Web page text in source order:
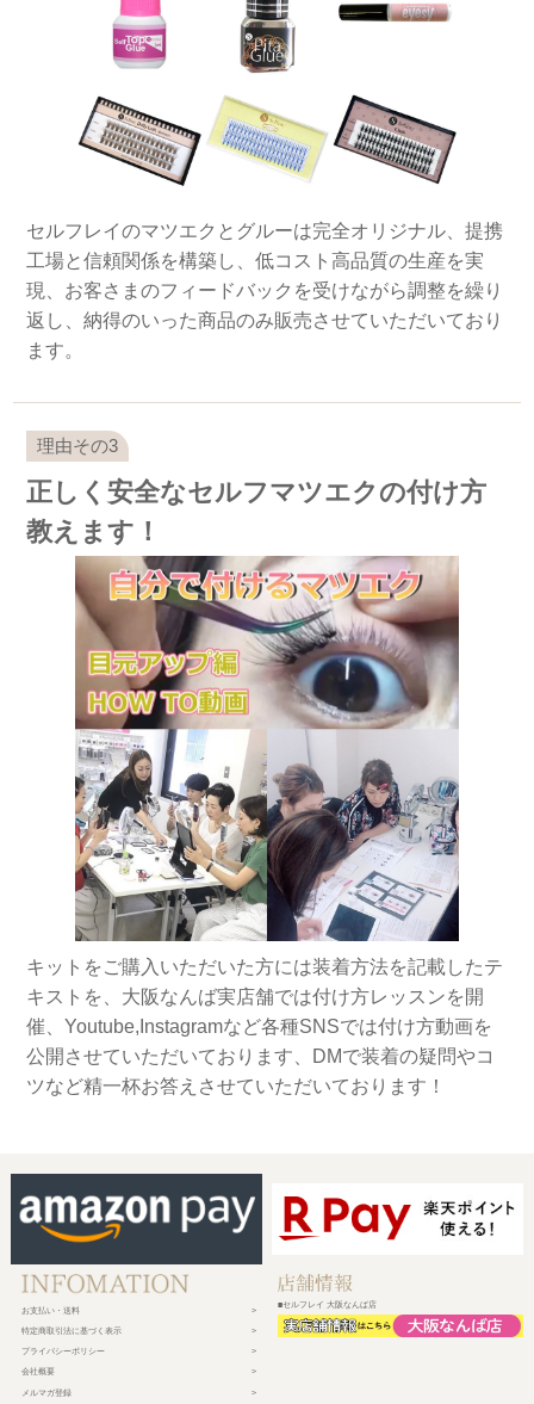
セルフレイのマツエクとグルーは完全オリジナル、提携
工場と信頼関係を構築し、低コスト高品質の生産を実
現、お客さまのフィードバックを受けながら調整を繰り
返し、納得のいった商品のみ販売させていただいており
ます。
正しく安全なセルフマツエクの付け方
教えます！
キットをご購入いただいた方には装着方法を記載したテ
キストを、大阪なんば実店舗では付け方レッスンを開
催、Youtube,Instagramなど各種SNSでは付け方動画を
公開させていただいております、DMで装着の疑問やコ
ツなど精一杯お答えさせていただいております！
お支払い・送料
特定商取引法に基づく表示
プライバシーポリシー
会社概要
メルマガ登録
■セルフレイ 大阪なんば店